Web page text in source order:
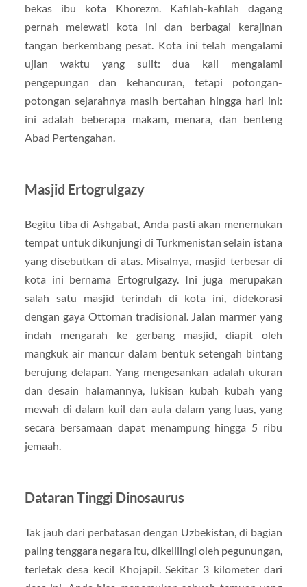
bekas ibu kota Khorezm. Kafilah-kafilah dagang
pernah melewati kota ini dan berbagai kerajinan
tangan berkembang pesat. Kota ini telah mengalami
ujian waktu yang sulit: dua kali mengalami
pengepungan dan kehancuran, tetapi potongan-
potongan sejarahnya masih bertahan hingga hari ini:
ini adalah beberapa makam, menara, dan benteng
Abad Pertengahan.
Masjid Ertogrulgazy
Begitu tiba di Ashgabat, Anda pasti akan menemukan
tempat untuk dikunjungi di Turkmenistan selain istana
yang disebutkan di atas. Misalnya, masjid terbesar di
kota ini bernama Ertogrulgazy. Ini juga merupakan
salah satu masjid terindah di kota ini, didekorasi
dengan gaya Ottoman tradisional. Jalan marmer yang
indah mengarah ke gerbang masjid, diapit oleh
mangkuk air mancur dalam bentuk setengah bintang
berujung delapan. Yang mengesankan adalah ukuran
dan desain halamannya, lukisan kubah kubah yang
mewah di dalam kuil dan aula dalam yang luas, yang
secara bersamaan dapat menampung hingga 5 ribu
jemaah.
Dataran Tinggi Dinosaurus
Tak jauh dari perbatasan dengan Uzbekistan, di bagian
paling tenggara negara itu, dikelilingi oleh pegunungan,
terletak desa kecil Khojapil. Sekitar 3 kilometer dari